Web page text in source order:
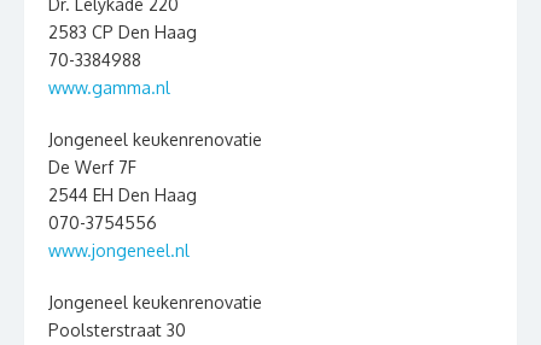
Dr. Lelykade 220
2583 CP Den Haag
70-3384988
www.gamma.nl
Jongeneel keukenrenovatie
De Werf 7F
2544 EH Den Haag
070-3754556
www.jongeneel.nl
Jongeneel keukenrenovatie
Poolsterstraat 30